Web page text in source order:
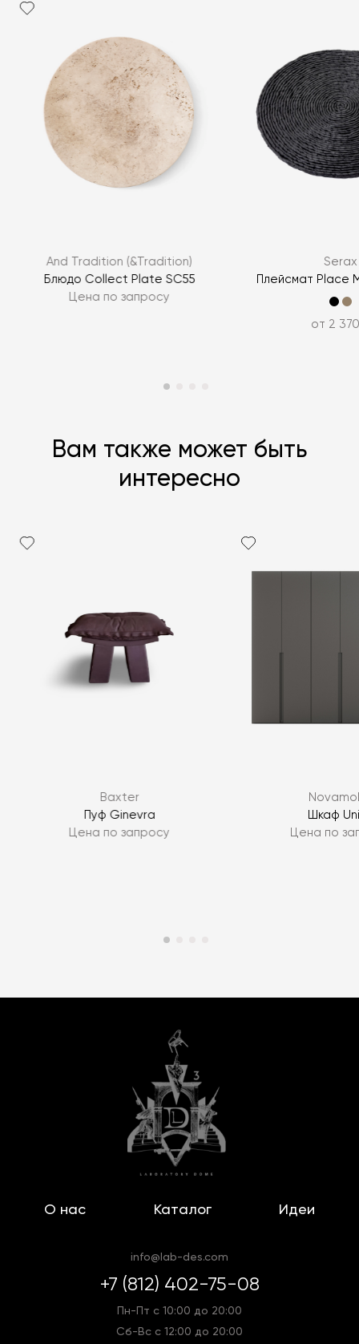
Я согласен с политикой персональных данных
ЗАДАТЬ ВОПРОС
And Tradition (&Tradition)
Блюдо Collect Plate SC55
Цена по запросу
Serax
Плейсмат Place
от 2
Вам также может быть
интересно
Baxter
Пуф Ginevra
Цена по запросу
Шкаф
Цена по
О нас Каталог Идеи
info@lab-des.com
+7 (812) 402-75-08
Пн-Пт с 10:00 до 20:00
Сб-Вс с 12:00 до 20:00